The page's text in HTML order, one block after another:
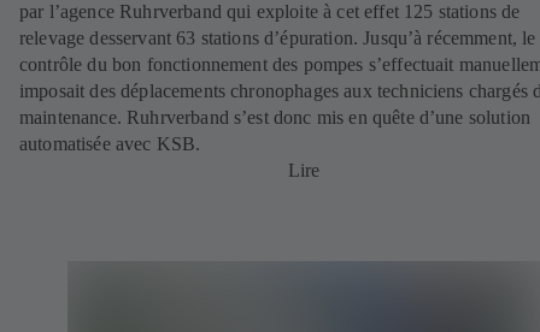
par l’agence Ruhrverband qui exploite à cet effet 125 stations de
relevage desservant 63 stations d’épuration. Jusqu’à récemment, le
contrôle du bon fonctionnement des pompes s’effectuait
imposait des déplacements chronophages aux techniciens chargés
maintenance. Ruhrverband s’est donc mis en quête d’une solution
automatisée avec KSB.
Lire